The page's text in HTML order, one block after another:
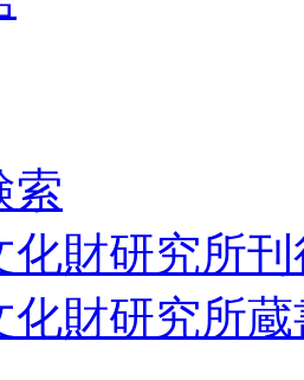
索
化財研究所
化財研究所